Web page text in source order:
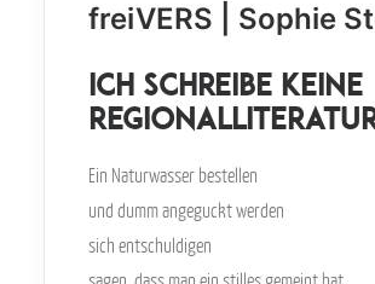
freiVERS | Sophie
Ich schreibe keine
Ein Naturwasser bestellen
und dumm angeguckt werden
sich entschuldigen